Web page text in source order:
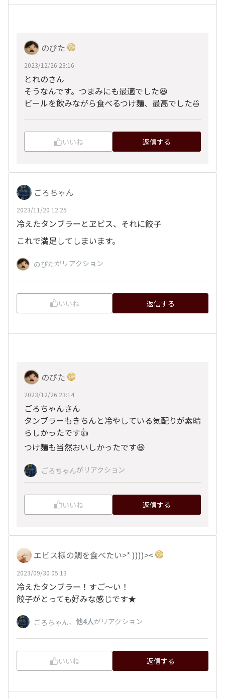
のぴた
2023/12/26 23:16
とれのさん
そうなんです。つまみにも最適でした😆
ビールを飲みながら食べるつけ麺、最高でした🍜
いいね 返信する
ごろちゃん
2023/11/20 12:25
冷えたタンブラーとヱビス、それに餃子
これで満足してしまいます。
のぴたがリアクション
いいね 返信する
のぴた
2023/12/26 23:14
ごろちゃんさん
タンブラーもきちんと冷やしている気配りが素晴
らしかったです👍
つけ麺も当然おいしかったです😆
ごろちゃんがリアクション
いいね 返信する
エビス様の鯛を食べたい>* ))))><
2023/09/30 05:13
冷えたタンブラー！すご～い！
餃子がとっても好みな感じです★
ごろちゃん、 他4人がリアクション
いいね 返信する